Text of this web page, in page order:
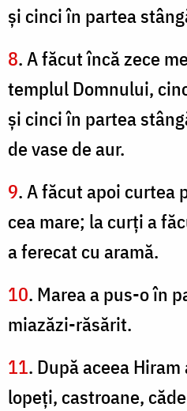
şi cinci în partea
8. A făcut încă zece
templul Domnului,
şi cinci în partea
de vase de aur.
9. A făcut apoi curtea
cea mare; la curţi a
a ferecat cu aramă.
10. Marea a pus-o în
miazăzi-răsărit.
11. După aceea
lopeţi, castroane,